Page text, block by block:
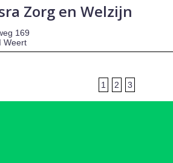
Zorg en Welzijn
169
Weert
1 2 3